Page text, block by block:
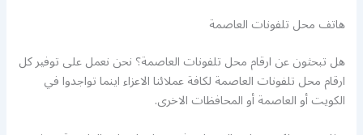
هاتف محل تلفونات العاصمة
هل تبحثون عن ارقام محل تلفونات العاصمة؟ نحن نعمل على توفير كل
ارقام محل تلفونات العاصمة لكافة عملائنا الاعزاء اينما تواجدوا في
الكويت أو العاصمة أو المحافظات الاخرى.